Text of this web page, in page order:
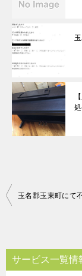
投
ビ
ゲ
サービス一覧情